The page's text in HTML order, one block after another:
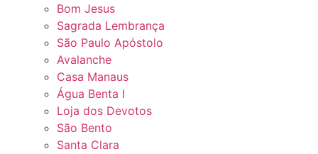
Bom Jesus
Sagrada Lembrança
São Paulo Apóstolo
Avalanche
Casa Manaus
Água Benta I
Loja dos Devotos
São Bento
Santa Clara